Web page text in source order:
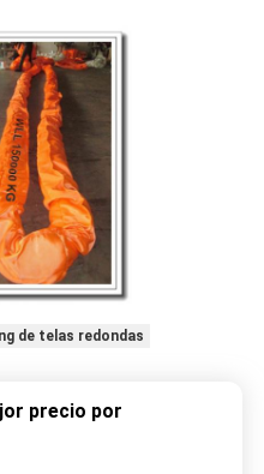
de telas redondas
precio por